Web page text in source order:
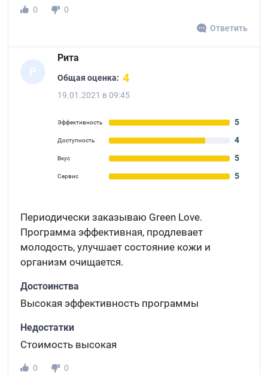
0
0
Ответить
Р
Рита
Общая оценка: 4
19.01.2021 в 09:45
Эффективность 5
Доступность 4
Вкус 5
Сервис 5
Периодически заказываю Green Love.
Программа эффективная, продлевает
молодость, улучшает состояние кожи и
организм очищается.
Достоинства
Высокая эффективность программы
Недостатки
Стоимость высокая
0
0